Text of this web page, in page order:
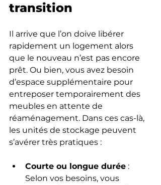
transition
Il arrive que l’on doive libérer
rapidement un logement alors
que le nouveau n’est pas encore
prêt. Ou bien, vous avez besoin
d’espace supplémentaire pour
entreposer temporairement des
meubles en attente de
réaménagement. Dans ces cas-là,
les unités de stockage peuvent
s’avérer très pratiques :
Courte ou longue durée :
Selon vos besoins, vous